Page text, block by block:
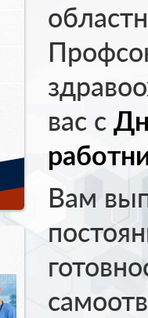
вас с
Вам